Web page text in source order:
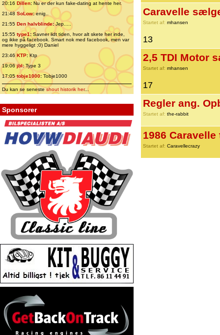
20:16 Dillen: Nu er der kun fake-dating at hente her.
21:48 SoLow:enig..
21:55 Den halvblinde:Jep.....
15:55 type1:Savner lidt tiden, hvor alt skete her inde,
og ikke på facebook. Smart nok med facebook, men var
mere hyggeligt ;0) Daniel
23:46 KTP:Ktp
19:06jbl:Type 3
17:05tobje1000: Tobje1000
Du kan se senesteshout historik her...
Sponsorer
Caravelle
Startet af: mhansen
13
2,5 TDI Motor
Startet af: mhansen
17
Regler ang.
Startet af: the-rabbit
1986
Startet af: Caravellecrazy